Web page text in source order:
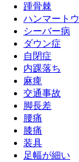
踵骨棘
ハンマートウ
シーバー病
ダウン症
自閉症
内踝落ち
麻痺
交通事故
脚長差
腰痛
膝痛
装具
足幅が細い